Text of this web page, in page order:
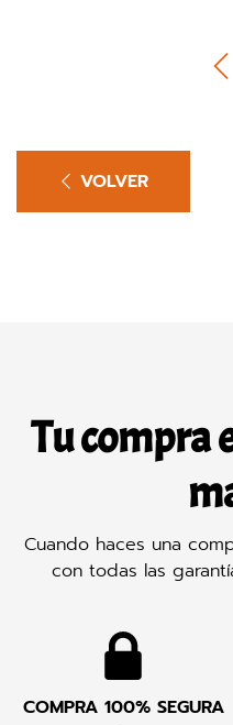
VOLVER
Tu compra
Cuando haces una
con todas las
COMPRA 100% SEGURA